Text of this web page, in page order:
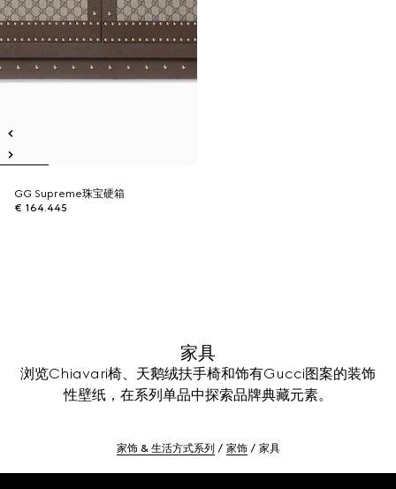
GG Supreme珠宝硬箱
€ 164.445
家具
浏览Chiavari椅、天鹅绒扶手椅和饰有Gucci图案的装饰
性壁纸，在系列单品中探索品牌典藏元素。
家饰 & 生活方式系列 家饰 家具